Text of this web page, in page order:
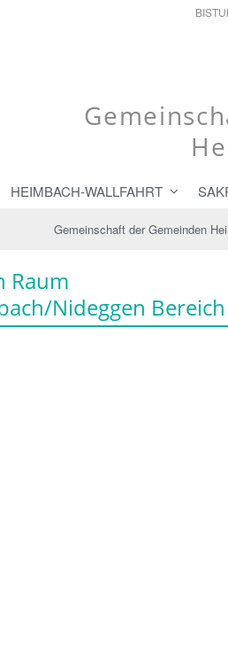
HEIMBACH-WALLFAHRT
Gemeinschaft der Gemeinden
Raum
Nideggen